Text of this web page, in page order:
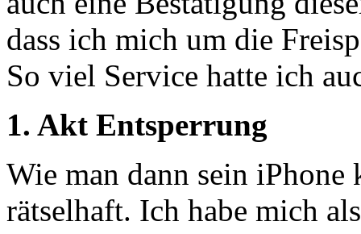
dass ich mich um die
So viel Service hatte ich
1. Akt Entsperrung
Wie man dann sein
rätselhaft. Ich habe mich